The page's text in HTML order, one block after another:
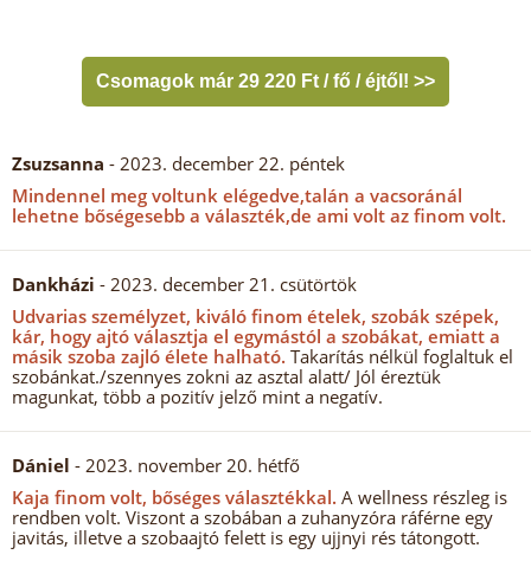
Csomagok már 29 220 Ft / fő / éjtől! >>
Zsuzsanna - 2023. december 22. péntek
Mindennel meg voltunk elégedve,talán a vacsoránál
lehetne bőségesebb a választék,de ami volt az finom volt.
Dankházi - 2023. december 21. csütörtök
Udvarias személyzet, kiváló finom ételek, szobák szépek,
kár, hogy ajtó választja el egymástól a szobákat, emiatt a
másik szoba zajló élete halható. Takarítás nélkül foglaltuk el
szobánkat./szennyes zokni az asztal alatt/ Jól éreztük
magunkat, több a pozitív jelző mint a negatív.
Dániel - 2023. november 20. hétfő
Kaja finom volt, bőséges választékkal. A wellness részleg is
rendben volt. Viszont a szobában a zuhanyzóra ráférne egy
javitás, illetve a szobaajtó felett is egy ujjnyi rés tátongott.